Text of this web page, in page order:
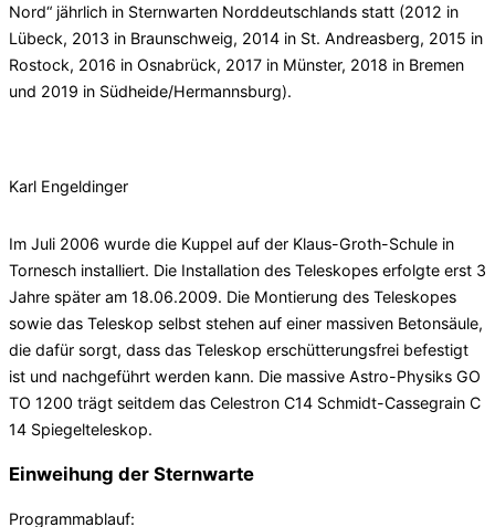
Nord“ jährlich in Sternwarten Norddeutschlands statt (2012 in
Lübeck, 2013 in Braunschweig, 2014 in St. Andreasberg, 2015 in
Rostock, 2016 in Osnabrück, 2017 in Münster, 2018 in Bremen
und 2019 in Südheide/Hermannsburg).
Karl Engeldinger
Im Juli 2006 wurde die Kuppel auf der Klaus-Groth-Schule in
Tornesch installiert. Die Installation des Teleskopes erfolgte erst 3
Jahre später am 18.06.2009. Die Montierung des Teleskopes
sowie das Teleskop selbst stehen auf einer massiven Betonsäule,
die dafür sorgt, dass das Teleskop erschütterungsfrei befestigt
ist und nachgeführt werden kann. Die massive Astro-Physiks GO
TO 1200 trägt seitdem das Celestron C14 Schmidt-Cassegrain C
14 Spiegelteleskop.
Einweihung der Sternwarte
Programmablauf: